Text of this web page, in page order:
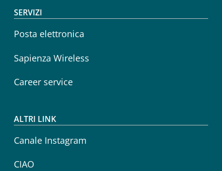
SERVIZI
Posta elettronica
Sapienza Wireless
Career service
ALTRI LINK
Canale Instagram
CIAO